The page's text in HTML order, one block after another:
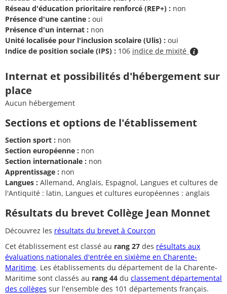
Réseau d'éducation prioritaire renforcé (REP+) : non
Présence d'une cantine : oui
Présence d'un internat : non
Unité localisée pour l'inclusion scolaire (Ulis) : oui
Indice de position sociale (IPS) : 106 indice de mixité
Internat et possibilités d'hébergement sur
place
Aucun hébergement
Sections et options de l'établissement
Section sport : non
Section européenne : non
Section internationale : non
Apprentissage : non
Langues : Allemand, Anglais, Espagnol, Langues et cultures de
l'Antiquité : latin, Langues et cultures européennes : anglais
Résultats du brevet Collège Jean Monnet
Découvrez les résultats du brevet à Courçon
Cet établissement est classé au rang 27 des résultats aux
évaluations nationales d'entrée en sixième en Charente-
Maritime. Les établissements du département de la Charente-
Maritime sont classés au rang 44 du classement départemental
des collèges sur l'ensemble des 101 départements français.